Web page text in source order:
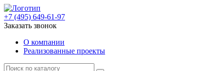
+7 (495) 649-61-97
Заказать звонок
О компании
Реализованные проекты